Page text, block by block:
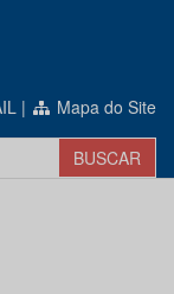
| Mapa do Site